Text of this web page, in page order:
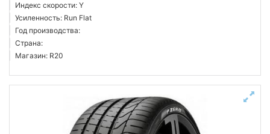
Индекс скорости: Y
Усиленность: Run Flat
Год производства:
Страна:
Магазин: R20